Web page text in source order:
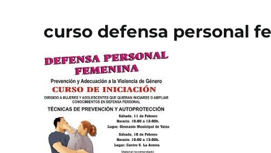
curso defensa personal